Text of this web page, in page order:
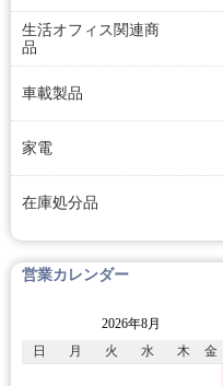
生活オフィス関連商
品
車載製品
家電
在庫処分品
営業カレンダー
2026年8月
日
月 火 水 木 金